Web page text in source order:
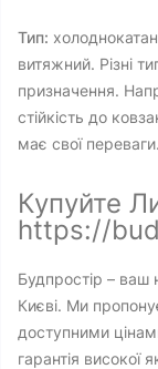
Тип:
витяжний. Різні
призначення.
стійкість до
має свої переваги.
Купуйте
https://
Будпростір – ваш
Києві. Ми
доступними
гарантія високої